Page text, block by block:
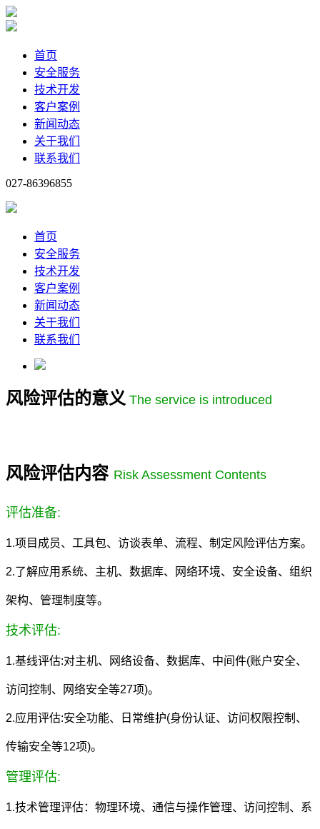
首页
安全服务
技术开发
客户案例
新闻动态
关于我们
联系我们
027-86396855
首页
安全服务
技术开发
客户案例
新闻动态
关于我们
联系我们
风险评估的意义The service is introduced
风险评估内容 Risk Assessment Contents
评估准备:
1.项目成员、工具包、访谈表单、流程、制定风险评估方案。
2.了解应用系统、主机、数据库、网络环境、安全设备、组织
架构、管理制度等。
技术评估:
1.基线评估:对主机、网络设备、数据库、中间件(账户安全、
访问控制、网络安全等27项)。
2.应用评估:安全功能、日常维护(身份认证、访问权限控制、
传输安全等12项)。
管理评估:
1.技术管理评估：物理环境、通信与操作管理、访问控制、系